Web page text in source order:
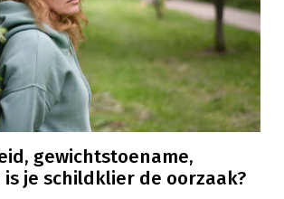
gewichtstoename,
je schildklier de oorzaak?